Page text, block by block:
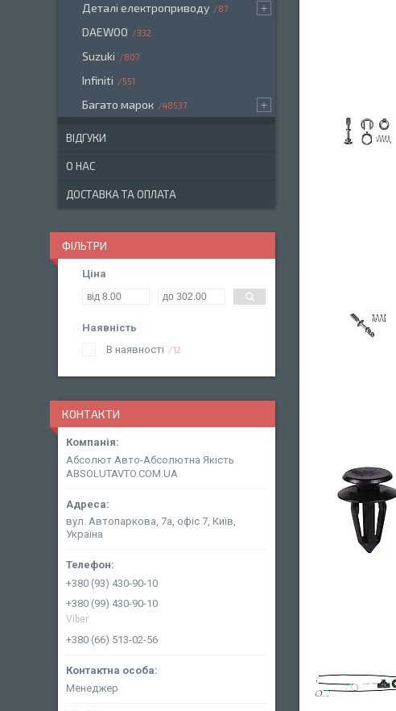
Деталі електроприводу 87
DAEWOO 332
Suzuki 807
Infiniti 551
Багато марок 48537
ВІДГУКИ
О НАС
ДОСТАВКА ТА ОПЛАТА
ФІЛЬТРИ
Ціна
Наявність
В наявності
12
КОНТАКТИ
Абсолют Авто-Абсолютна Якість
ABSOLUTAVTO.COM.UA
вул. Автопаркова, 7а, офіс 7, Київ,
Україна
+380 (93) 430-90-10
+380 (99) 430-90-10
Viber
+380 (66) 513-02-56
Менеджер